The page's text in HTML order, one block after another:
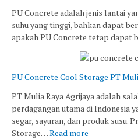
PU Concrete adalah jenis lantai
suhu yang tinggi, bahkan dapat
apakah PU Concrete tetap dapat
PU Concrete Cool Storage PT
PT Mulia Raya Agrijaya adalah
perdagangan utama di Indonesia
segar, sayuran, dan produk susu.
Storage…Read more